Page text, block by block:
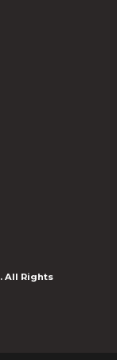
. All Rights